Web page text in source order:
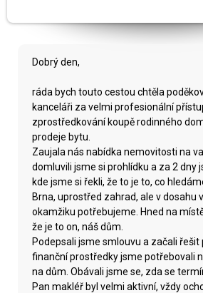
Dobrý den,
ráda bych touto cestou chtěla
kanceláři za velmi profesionální
zprostředkování koupě rodinného
prodeje bytu.
Zaujala nás nabídka nemovitosti na
domluvili jsme si prohlídku a za 2 dny
kde jsme si řekli, že to je to, co
Brna, uprostřed zahrad, ale v dosahu
okamžiku potřebujeme. Hned na
že je to on, náš dům.
Podepsali jsme smlouvu a začali řešit
finanční prostředky jsme potřebovali
na dům. Obávali jsme se, zda se
Pan makléř byl velmi aktivní, vždy